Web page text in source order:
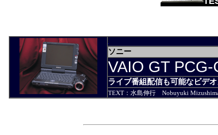
ソニー
VAIO GT PCG-
ライブ番組配信も可能なビデ
TEXT：水島伸行 Nobuyuki